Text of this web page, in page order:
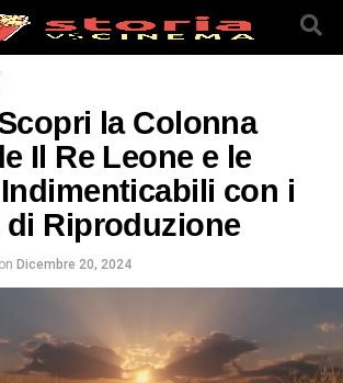
la Colonna
Il Re Leone e le
con i
di Riproduzione
on Dicembre 20, 2024